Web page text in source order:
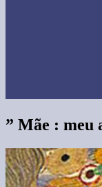
” Mãe :